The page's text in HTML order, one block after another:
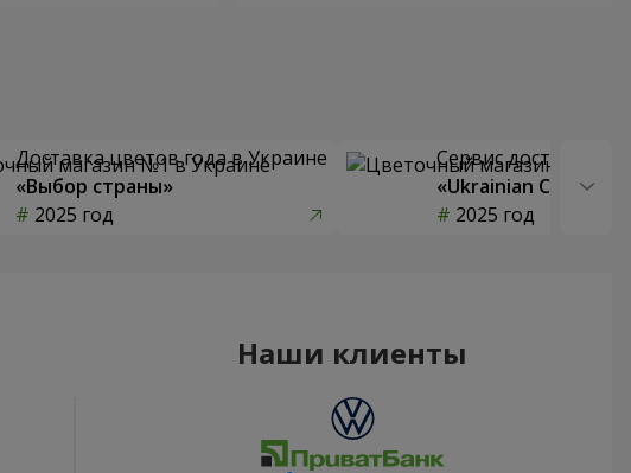
Доставка цветов года в Украине
«Выбор страны»
2025 год
Сервис доставки
«Ukrainian Choice»
2025 год
Наши клиенты